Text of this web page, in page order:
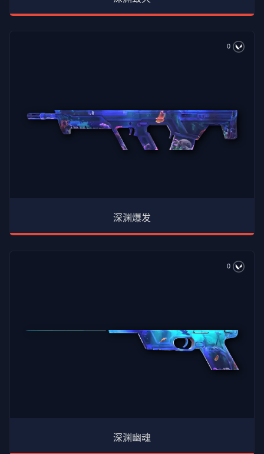
0
深渊爆发
0
深渊幽魂